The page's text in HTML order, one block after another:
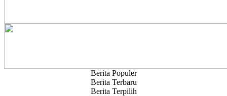
Berita Populer
Berita Terbaru
Berita Terpilih